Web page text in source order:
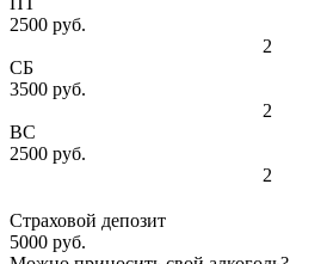
2500 руб.
2
СБ
3500 руб.
2
ВС
2500 руб.
2
Страховой депозит
5000 руб.